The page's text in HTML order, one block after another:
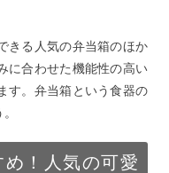
きる人気の弁当箱のほか
に合わせた機能性の高い
す。弁当箱という食器の
！人気の可愛